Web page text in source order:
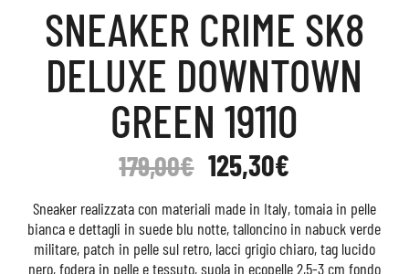
SNEAKER CRIME SK8
DELUXE DOWNTOWN
GREEN 19110
179,00€ 125,30€
Sneaker realizzata con materiali made in Italy, tomaia in pelle
bianca e dettagli in suede blu notte, talloncino in nabuck verde
militare, patch in pelle sul retro, lacci grigio chiaro, tag lucido
nero, fodera in pelle e tessuto, suola in ecopelle 2,5-3 cm fondo